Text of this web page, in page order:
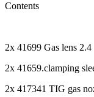
Contents
2x 41699 Gas lens 2.4
2x 41659.clamping
2x 417341 TIG gas